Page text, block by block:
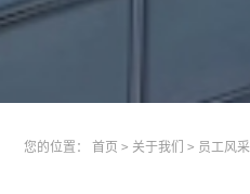
您的位置：首页 > 关于我们 > 员工风采